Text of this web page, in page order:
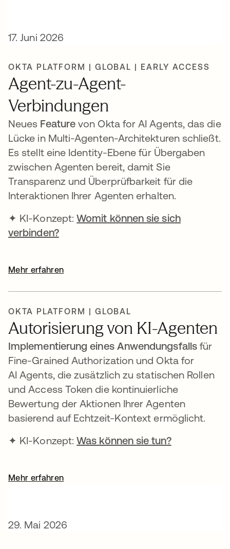
17. Juni 2026
OKTA PLATFORM | GLOBAL | EARLY ACCESS
Agent-zu-Agent-
Verbindungen
Neues Feature von Okta for AI Agents, das die
Lücke in Multi-Agenten-Architekturen schließt.
Es stellt eine Identity-Ebene für Übergaben
zwischen Agenten bereit, damit Sie
Transparenz und Überprüfbarkeit für die
Interaktionen Ihrer Agenten erhalten.
✦ KI-Konzept:Womit können sie sich
verbinden?
Mehr erfahren
OKTA PLATFORM | GLOBAL
Autorisierung von KI-Agenten
Implementierung eines Anwendungsfallsfür
Fine-Grained Authorization und Okta for
AI Agents, die zusätzlich zu statischen Rollen
und Access Token die kontinuierliche
Bewertung der Aktionen Ihrer Agenten
basierend auf Echtzeit-Kontext ermöglicht.
✦ KI-Konzept:Was können sie tun?
Mehr erfahren
29. Mai 2026